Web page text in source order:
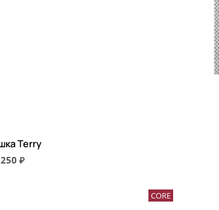
Terry
₽
CORE